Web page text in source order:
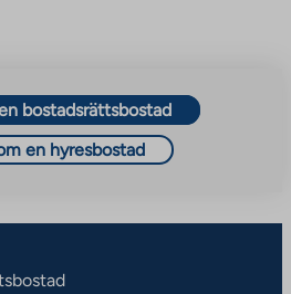
bostadsrättsbostad
en hyresbostad